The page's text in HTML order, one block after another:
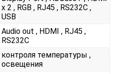
x 2 , RGB , RJ45 , RS232С ,
USB
Audio out , HDMI , RJ45 ,
RS232С
контроля температуры ,
освещения